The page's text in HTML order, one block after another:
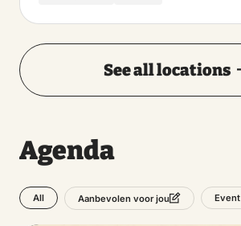
See all locations
Agenda
All Aanbevolen voor jou Event